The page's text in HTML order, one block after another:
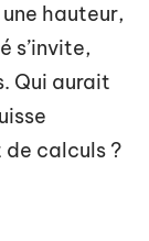
hauteur,
s’invite,
Qui aurait
calculs ?